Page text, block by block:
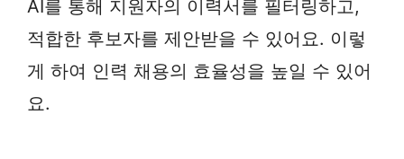
AI를 통해 지원자의 이력서를 필터링하고,
적합한 후보자를 제안받을 수 있어요. 이렇
게 하여 인력 채용의 효율성을 높일 수 있어
요.